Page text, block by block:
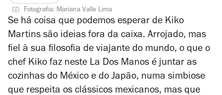
Fotografia: Mariana Valle Lima
Se há coisa que podemos esperar de Kiko
Martins são ideias fora da caixa. Arrojado, mas
fiel à sua filosofia de viajante do mundo, o que o
chef Kiko faz neste La Dos Manos é juntar as
cozinhas do México e do Japão, numa simbiose
que respeita os clássicos mexicanos, mas que